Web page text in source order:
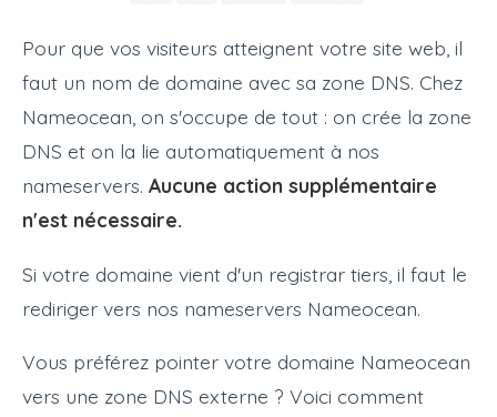
Pour que vos visiteurs atteignent votre site web, il
faut un nom de domaine avec sa zone DNS. Chez
Nameocean, on s'occupe de tout : on crée la zone
DNS et on la lie automatiquement à nos
nameservers. Aucune action supplémentaire
n'est nécessaire.
Si votre domaine vient d'un registrar tiers, il faut le
rediriger vers nos nameservers Nameocean.
Vous préférez pointer votre domaine Nameocean
vers une zone DNS externe ? Voici comment